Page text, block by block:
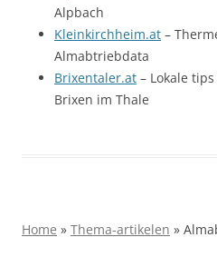
Alpbach
Kleinkirchheim.at –
Almabtriebdata
Brixentaler.at – Lokale
Brixen im Thale
Home » Thema-artikelen »